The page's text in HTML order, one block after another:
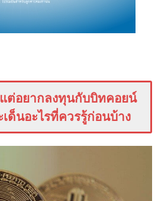
ต่อยากลงทุนกับบิทคอยน์
ด็นอะไรที่ควรรู้ก่อนบ้าง